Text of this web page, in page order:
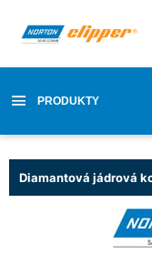
PRODUKTY
Diamantová jádrová